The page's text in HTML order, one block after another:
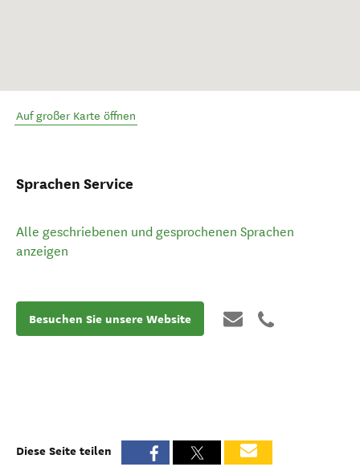
Auf großer Karte öffnen
Sprachen Service
Alle geschriebenen und gesprochenen Sprachen
anzeigen
Besuchen Sie unsere Website
Diese Seite teilen